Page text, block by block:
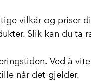
vilkår og priser
Slik kan du ta
Ved å
når det gjelder.